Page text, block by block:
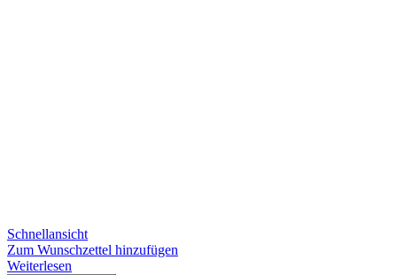
Schnellansicht
Zum Wunschzettel hinzufügen
Weiterlesen